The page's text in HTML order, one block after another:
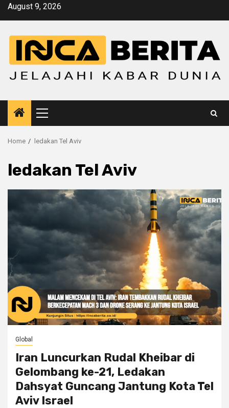
SkipAugust 9, 2026
Primary
Menu
Home ledakan Tel Aviv
ledakan Tel Aviv
Global
Iran Luncurkan Rudal Kheibar di
Gelombang ke-21, Ledakan
Dahsyat Guncang Jantung Kota Tel
Aviv Israel